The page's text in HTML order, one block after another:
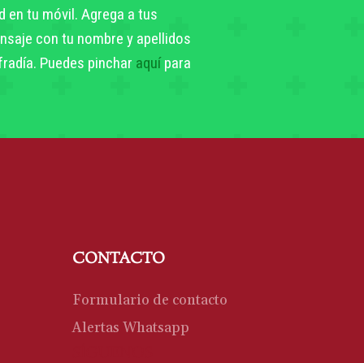
en tu móvil. Agrega a tus
con tu nombre y apellidos
Puedes pinchar aquípara
CONTACTO
Formulario de contacto
Alertas Whatsapp